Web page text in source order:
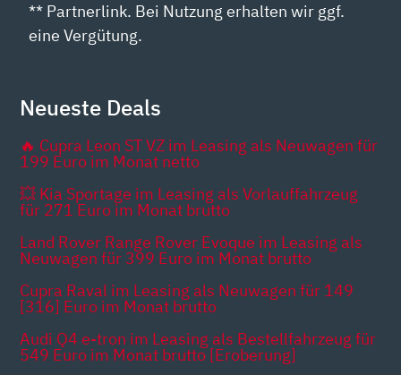
** Partnerlink. Bei Nutzung erhalten wir ggf.
eine Vergütung.
Neueste Deals
🔥 Cupra Leon ST VZ im Leasing als Neuwagen für
199 Euro im Monat netto
💥 Kia Sportage im Leasing als Vorlauffahrzeug
für 271 Euro im Monat brutto
Land Rover Range Rover Evoque im Leasing als
Neuwagen für 399 Euro im Monat brutto
Cupra Raval im Leasing als Neuwagen für 149
[316] Euro im Monat brutto
Audi Q4 e-tron im Leasing als Bestellfahrzeug für
549 Euro im Monat brutto [Eroberung]